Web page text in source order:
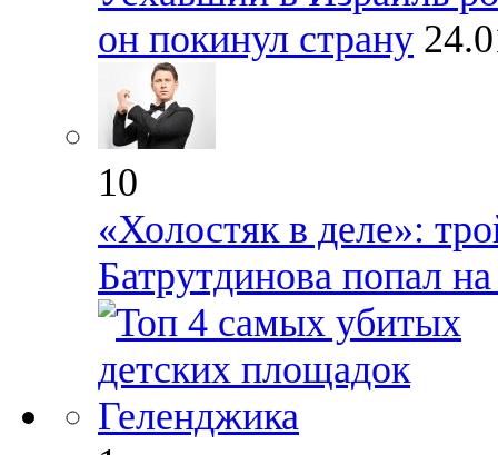
он покинул страну
10
«Холостяк в деле»:
Батрутдинова попал